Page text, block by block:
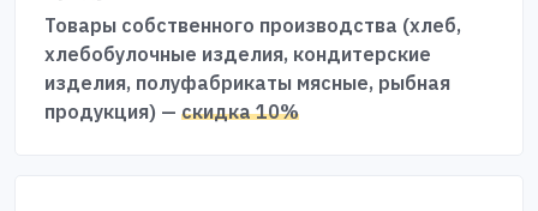
Товары собственного производства (хлеб,
хлебобулочные изделия, кондитерские
изделия, полуфабрикаты мясные, рыбная
продукция) — скидка 10%